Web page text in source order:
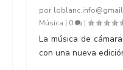
por
Música | 0 |
La música de
con una nueva